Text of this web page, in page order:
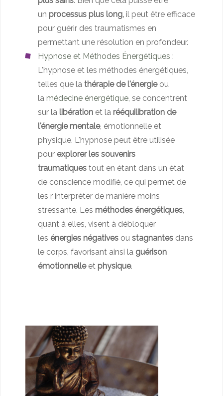
un processus plus long, il peut être efficace
pour guérir des traumatismes en
permettant une résolution en profondeur.
Hypnose et Méthodes Énergétiques :
L'hypnose et les méthodes énergétiques,
telles que la thérapie de l'énergieou
la médecine énergétique, se concentrent
sur la libération et la rééquilibration de
l'énergie mentale, émotionnelle et
physique. L'hypnose peut être utilisée
pour explorer les souvenirs
traumatiques tout en étant dans un état
de conscience modifié, ce qui permet de
les r interpréter de manière moins
stressante. Les méthodes énergétiques,
quant à elles, visent à débloquer
les énergies négatives ou stagnantes dans
le corps, favorisant ainsi la guérison
émotionnelleet physique.